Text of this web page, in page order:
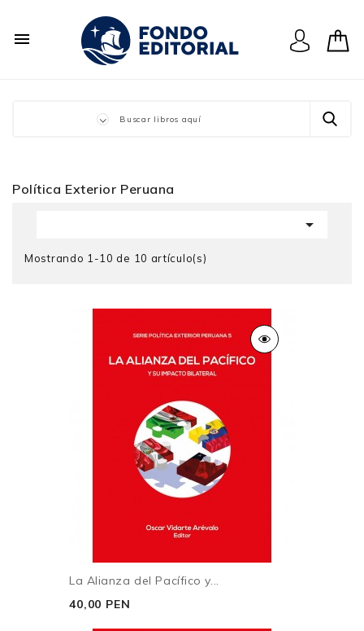

Política Exterior Peruana

Mostrando 1-10 de 10 artículo(s)
La Alianza del Pacífico y...
40,00 PEN